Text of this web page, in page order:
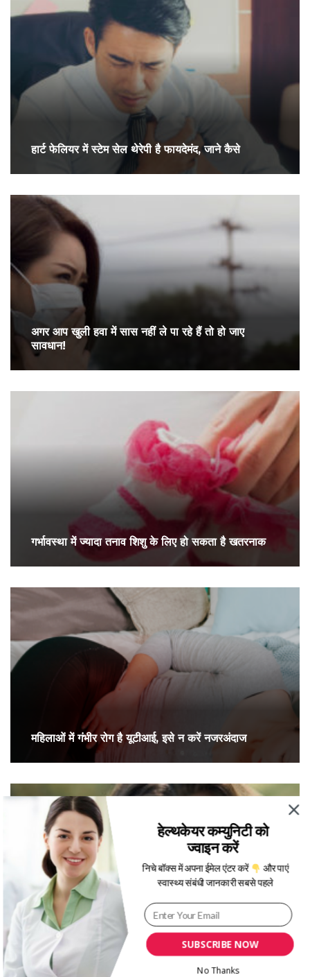
हार्ट फेलियर में स्टेम सेल थेरेपी है फायदेमंद, जाने कैसे
अगर आप खुली हवा में सास नहीं ले पा रहे हैं तो हो जाए
सावधान!
गर्भावस्था में ज्यादा तनाव शिशु के लिए हो सकता है खतरनाक
महिलाओं में गंभीर रोग है यूटीआई, इसे न करें नजरअंदाज
खुलकर हंसने से कम होता है हार्ट अटैक का खतरा
SUBSCRIBE NOW
हेल्थकेयर कम्युनिटी को
ज्वाइन करें
निचे बॉक्स में अपना ईमेल एंटर करें
और पाएं
स्वास्थ्य संबंधी जानकारी सबसे पहले
No Thanks